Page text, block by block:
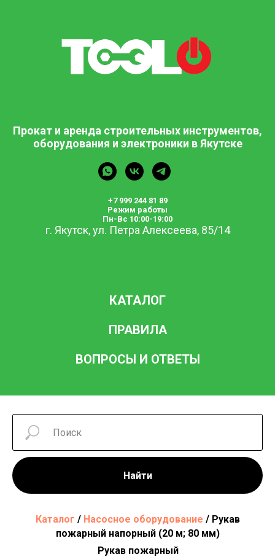
Прокат и аренда строительных инструментов,
оборудования и электроники в Якутске
+7 999 244 81 89
Режим работы
Пн-Вс 10:00-19:00
г. Якутск, ул. Петра Алексеева, 85/14
КАТАЛОГ
ПРАВИЛА
ВОПРОСЫ И ОТВЕТЫ
Найти
Каталог / Насосное оборудование / Рукав
пожарный напорный (20 м; 80 мм)
Рукав пожарный